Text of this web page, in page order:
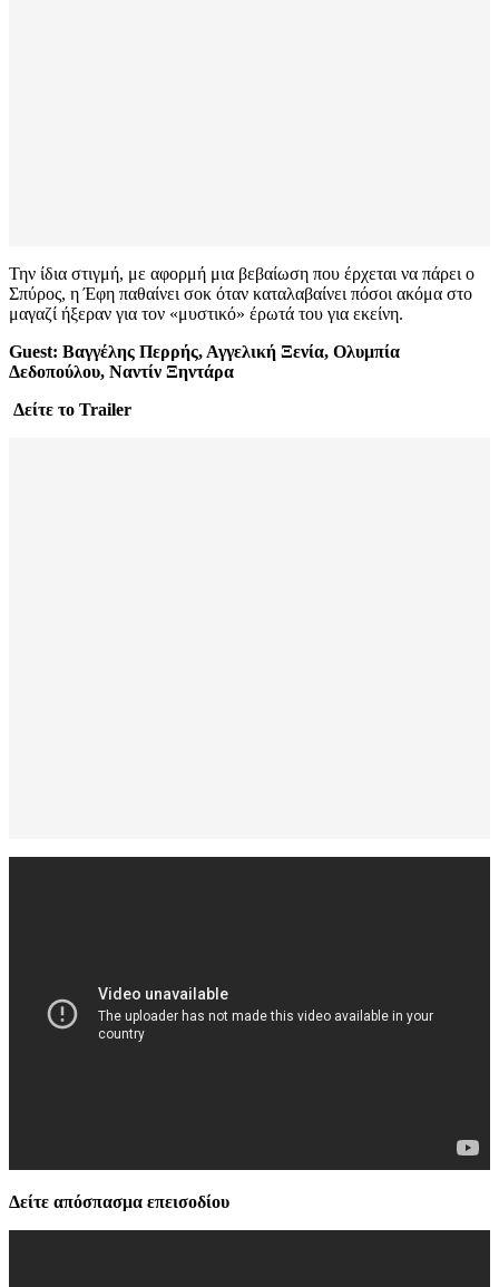
Την ίδια στιγμή, με αφορμή μια βεβαίωση που έρχεται να πάρει ο
Σπύρος, η Έφη παθαίνει σοκ όταν καταλαβαίνει πόσοι ακόμα στο
μαγαζί ήξεραν για τον «μυστικό» έρωτά του για εκείνη.
Guest: Βαγγέλης Περρής, Αγγελική Ξενία, Ολυμπία
Δεδοπούλου, Ναντίν Ξηντάρα
Δείτε το Trailer
Δείτε απόσπασμα επεισοδίου